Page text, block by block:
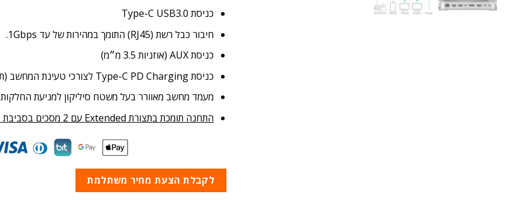
כניסת Type-C USB3.0
חיבור כבל רשת (RJ45) התומך במהירות של עד 1Gbps.
כניסת AUX (אוזניות 3.5 מ״מ)
כניסת Type-C PD Charging לצורכי טעינת המחשב (תומכת 100W)
מעמד מחשב מאוורר בעל משטח סיליקון למניעת החלקות
התחנה תומכת בתצורת Extended עם 2 מסכים בסביבת PC בלבד
לקבלת הצעת מחיר משתלמת